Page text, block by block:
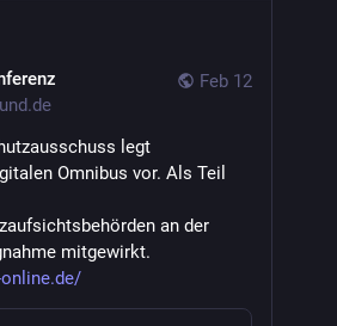
Feb 12
legt
Omnibus vor. Als Teil
an der
mitgewirkt.